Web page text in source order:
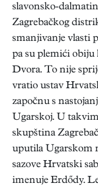
slavonsko-
Zagrebačkog
smanjivanje vlasti
pa su plemići
Dvora. To nije
vratio ustav
započnu s
Ugarskoj. U
skupština
uputila Ugarskom
sazove Hrvatski
imenuje Erdődy.